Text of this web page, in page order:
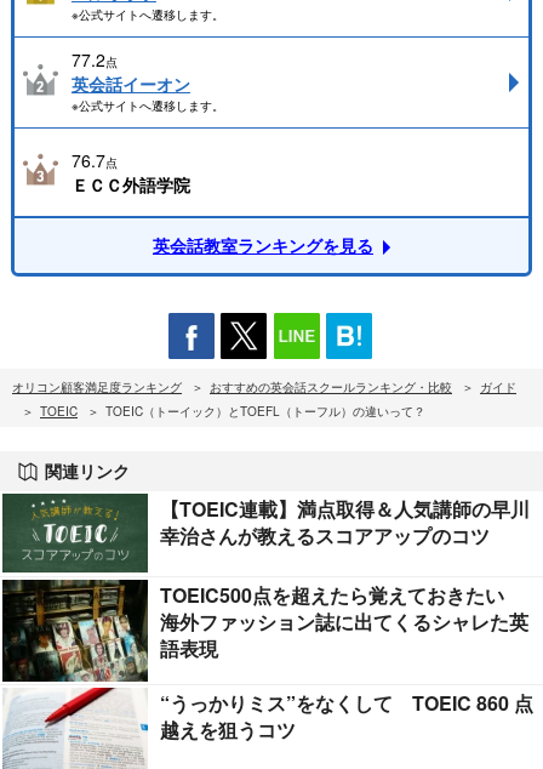
※公式サイトへ遷移します。
77.2点
英会話イーオン
※公式サイトへ遷移します。
76.7点
ＥＣＣ外語学院
英会話教室ランキングを見る
オリコン顧客満足度ランキング おすすめの英会話スクールランキング・比較
ガイド
TOEIC
TOEIC（トーイック）とTOEFL（トーフル）の違いって？
関連リンク
【TOEIC連載】満点取得＆人気講師の早川
幸治さんが教えるスコアアップのコツ
TOEIC500点を超えたら覚えておきたい
海外ファッション誌に出てくるシャレた英
語表現
“うっかりミス”をなくして TOEIC 860 点
越えを狙うコツ